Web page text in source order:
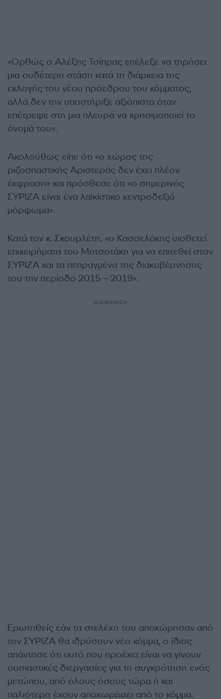
«Ορθώς ο Αλέξης Τσίπρας επέλεξε να τηρήσει
μια ουδέτερη στάση κατά τη διάρκεια της
εκλογής του νέου πρόεδρου του κόμματος,
αλλά δεν την υποστήριξε αξιόπιστα όταν
επέτρεψε στη μια πλευρά να χρησιμοποιεί το
όνομά του».
Ακολούθως είπε ότι «ο χώρος της
ριζοσπαστικής Αριστεράς δεν έχει πλέον
έκφραση» και πρόσθεσε ότι «ο σημερινός
ΣΥΡΙΖΑ είναι ένα λαϊκίστικο κεντροδεξιό
μόρφωμα».
Κατά τον κ. Σκουρλέτη, «ο Κασσελάκης υιοθετεί
επιχειρήματα του Μητσοτάκη για να επιτεθεί στον
ΣΥΡΙΖΑ και τα πεπραγμένα της διακυβέρνησης
του την περίοδο 2015 – 2019».
ΔΙΑΦΗΜΙΣΗ
Ερωτηθείς εάν τα στελέχη του αποχώρησαν από
τον ΣΥΡΙΖΑ θα ιδρύσουν νέο κόμμα, ο ίδιος
απάντησε ότι αυτό που προέχει είναι να γίνουν
ουσιαστικές διεργασίες για τη συγκρότηση ενός
μετώπου, από όλους όσους τώρα ή και
παλιότερα έχουν αποχωρήσει από το κόμμα.